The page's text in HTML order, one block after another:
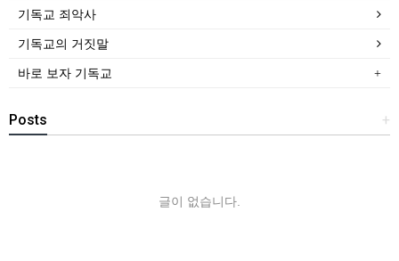
기독교 죄악사
기독교의 거짓말
바로 보자 기독교
+
Posts
글이 없습니다.